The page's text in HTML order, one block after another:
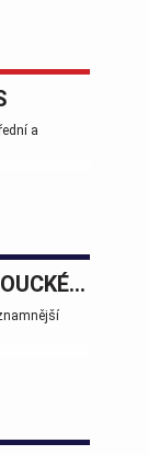
a
IX. REPREZENTAČNÍ PLES OLOMOUCKÉHO KRAJE